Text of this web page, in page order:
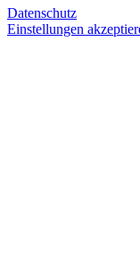
Datenschutz
Einstellungen